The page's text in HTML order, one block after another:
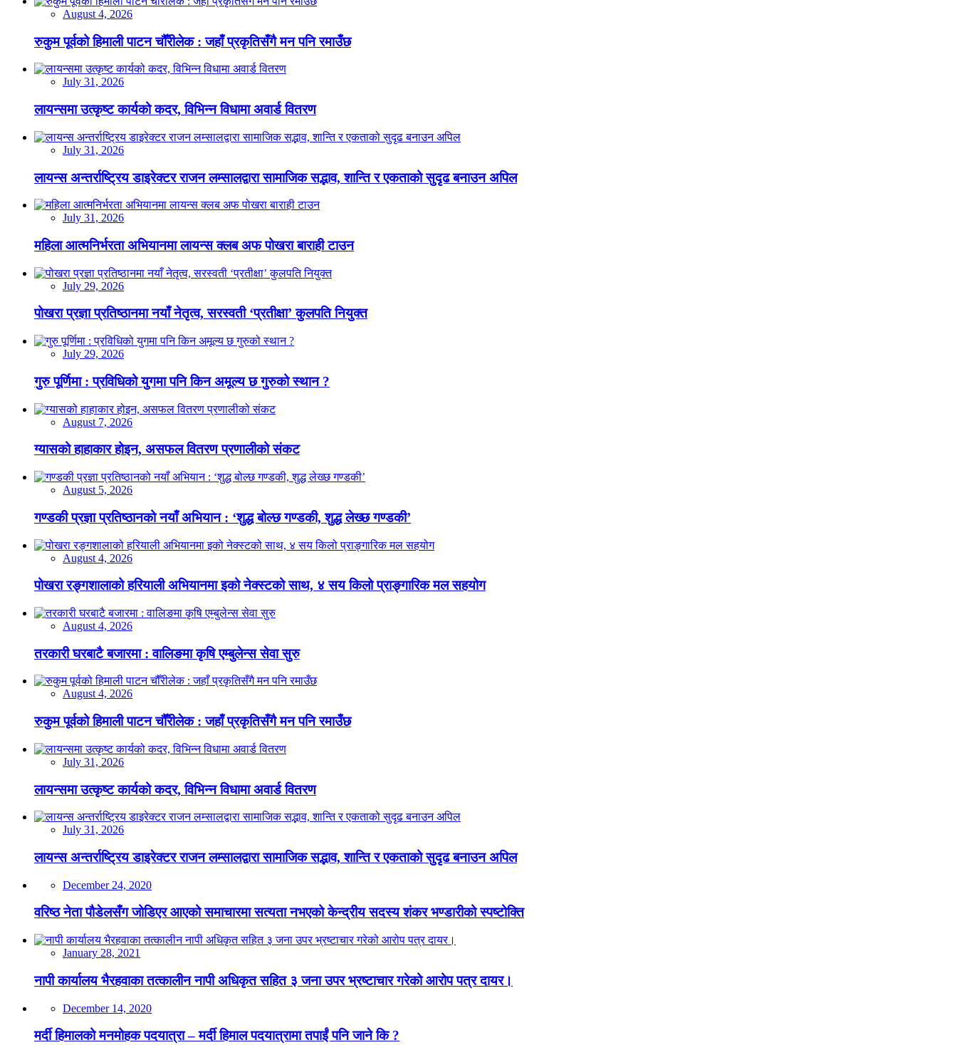
August 4, 2026
रुकुम पूर्वको हिमाली पाटन चौँरीलेक : जहाँ प्रकृतिसँगै मन पनि रमाउँछ
July 31, 2026
लायन्समा उत्कृष्ट कार्यको कदर, विभिन्न विधामा अवार्ड वितरण
July 31, 2026
लायन्स अन्तर्राष्ट्रिय डाइरेक्टर राजन लम्सालद्वारा सामाजिक सद्भाव, शान्ति र एकताको सुदृढ बनाउन अपिल
July 31, 2026
महिला आत्मनिर्भरता अभियानमा लायन्स क्लब अफ पोखरा बाराही टाउन
July 29, 2026
पोखरा प्रज्ञा प्रतिष्ठानमा नयाँ नेतृत्व, सरस्वती ‘प्रतीक्षा’ कुलपति नियुक्त
July 29, 2026
गुरु पूर्णिमा : प्रविधिको युगमा पनि किन अमूल्य छ गुरुको स्थान ?
August 7, 2026
ग्यासको हाहाकार होइन, असफल वितरण प्रणालीको संकट
August 5, 2026
गण्डकी प्रज्ञा प्रतिष्ठानको नयाँ अभियान : ‘शुद्ध बोल्छ गण्डकी, शुद्ध लेख्छ गण्डकी’
August 4, 2026
पोखरा रङ्गशालाको हरियाली अभियानमा इको नेक्स्टको साथ, ४ सय किलो प्राङ्गारिक मल सहयोग
August 4, 2026
तरकारी घरबाटै बजारमा : वालिङमा कृषि एम्बुलेन्स सेवा सुरु
August 4, 2026
रुकुम पूर्वको हिमाली पाटन चौँरीलेक : जहाँ प्रकृतिसँगै मन पनि रमाउँछ
July 31, 2026
लायन्समा उत्कृष्ट कार्यको कदर, विभिन्न विधामा अवार्ड वितरण
July 31, 2026
लायन्स अन्तर्राष्ट्रिय डाइरेक्टर राजन लम्सालद्वारा सामाजिक सद्भाव, शान्ति र एकताको सुदृढ बनाउन अपिल
December 24, 2020
वरिष्ठ नेता पौडेलसँग जोडिएर आएको समाचारमा सत्यता नभएको केन्द्रीय सदस्य शंकर भण्डारीको स्पष्टोक्ति
January 28, 2021
नापी कार्यालय भैरहवाका तत्कालीन नापी अधिकृत सहित ३ जना उपर भ्रष्टाचार गरेको आरोप पत्र दायर।
December 14, 2020
मर्दी हिमालको मनमोहक पदयात्रा – मर्दी हिमाल पदयात्रामा तपाईं पनि जाने कि ?